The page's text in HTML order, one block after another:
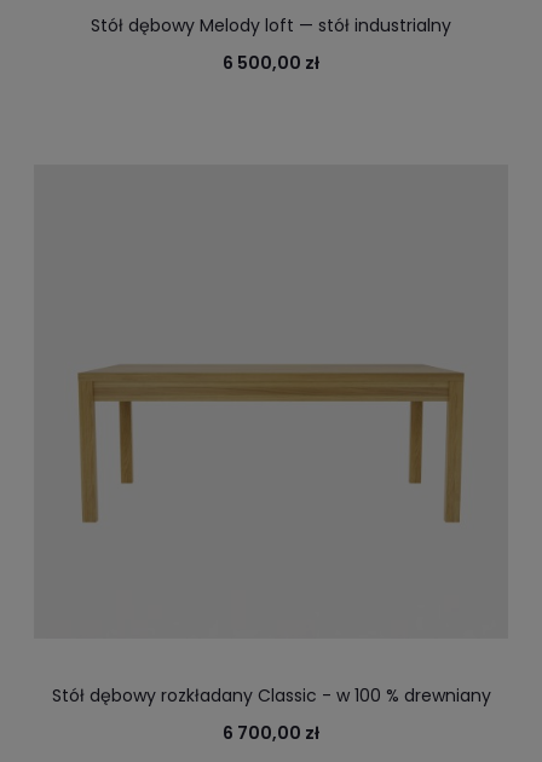
Stół dębowy Melody loft — stół industrialny
6 500,00 zł
Stół dębowy rozkładany Classic - w 100 % drewniany
6 700,00 zł